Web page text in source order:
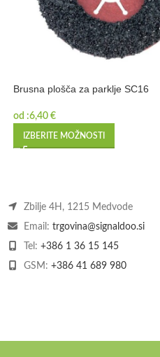
Brusna plošča za parklje SC16
od :6,40 €
IZBERITE MOŽNOSTI
Zbilje 4H, 1215 Medvode
Email: trgovina@signaldoo.si
Tel: +386 1 36 15 145
GSM: +386 41 689 980